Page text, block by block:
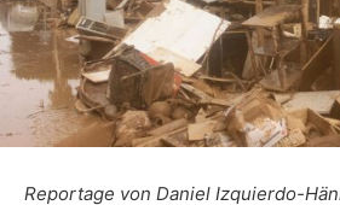
Reportage von Daniel Izquierdo-